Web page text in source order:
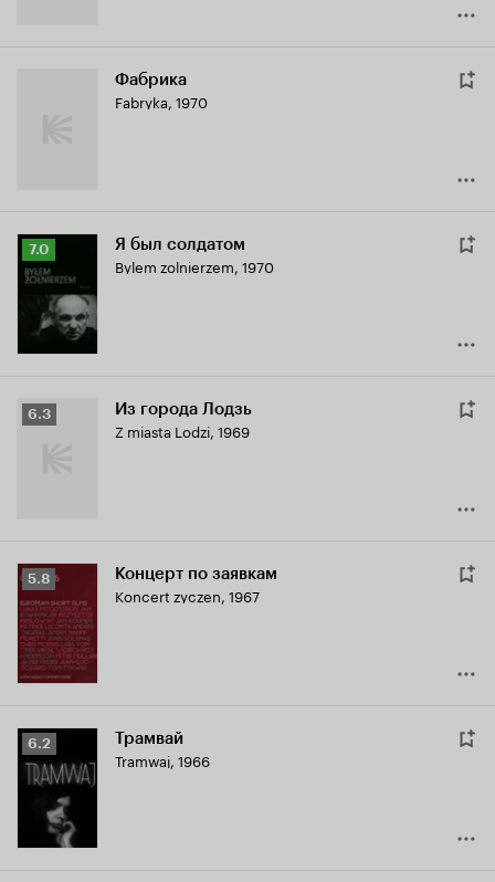
Фабрика
Fabryka, 1970
Рейтинг
Кинопоиска
7.0 Я был солдатом
Bylem zolnierzem, 1970
Рейтинг
6.3 Из города Лодзь
Z miasta Lodzi, 1969
Рейтинг
Кинопоиска
5.8
5.8 Концерт по заявкам
Koncert zyczen, 1967
Рейтинг
Кинопоиска
6.2
6.2 Трамвай
Tramwaj, 1966